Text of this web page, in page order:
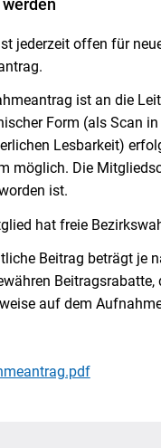
jederzeit offen für
ist an die
Form (als Scan
Lesbarkeit)
möglich. Die
ist.
hat freie
Beitrag beträgt je
auf dem